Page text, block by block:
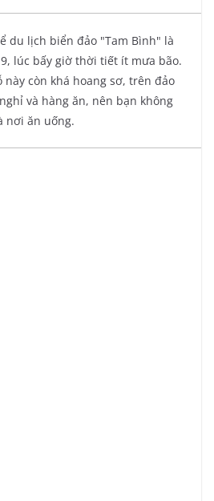
du lịch biển đảo "Tam Bình" là
lúc bấy giờ thời tiết ít mưa bão.
này còn khá hoang sơ, trên đảo
và hàng ăn, nên bạn không
nơi ăn uống.